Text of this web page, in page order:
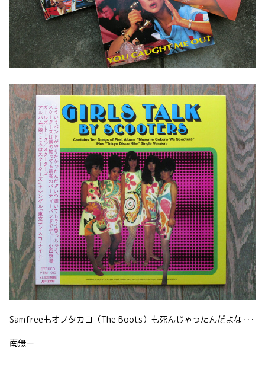
Samfreeもオノタカコ（The Boots）も死んじゃったんだよな･･･
南無ー